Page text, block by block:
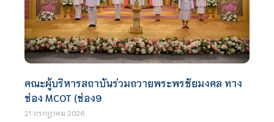
คณะผู้บริหารสถาบันร่วมถวายพระพรชัยมงคล ทาง
ช่อง MCOT (ช่อง9
21 กรกฎาคม 2026